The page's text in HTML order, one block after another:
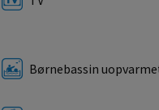
Børnebassin